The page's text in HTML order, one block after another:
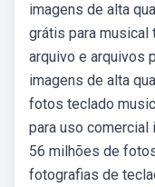
imagens de alta
grátis para musical
arquivo e arquivos
imagens de alta
fotos teclado
para uso comercial
56 milhões de
fotografias de